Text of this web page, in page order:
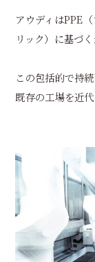
アウディはPPE
リック）に基づ
この包括的で持
既存の工場を近